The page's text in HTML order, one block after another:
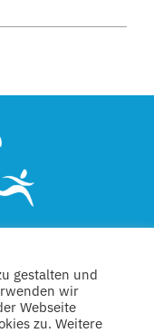
gestalten und
wir
Webseite
zu. Weitere